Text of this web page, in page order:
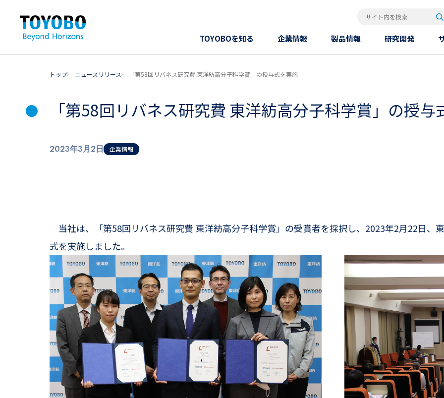
サイト内を検索 検
TOYOBOを知る 企業情報 製品情報 研究開発
トップ ニュースリリース 「第58回リバネス研究費 東洋紡高分子科学賞」の授与式を実施
「第58回リバネス研究費 東洋紡高分子科学賞」の授与
2023年3月2日 企業情報
当社は、「第58回リバネス研究費 東洋紡高分子科学賞」の受賞者を採択し、2023年2月22日、
式を実施しました。